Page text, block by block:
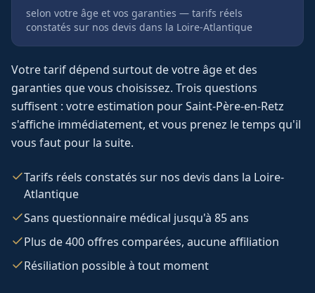
selon votre âge et vos garanties — tarifs réels
constatés sur nos devis dans la Loire-Atlantique
Votre tarif dépend surtout de votre âge et des
garanties que vous choisissez. Trois questions
suffisent : votre estimation pourSaint-Père-en-Retz
s'affiche immédiatement, et vous prenez le temps qu'il
vous faut pour la suite.
Tarifs réels constatés sur nos devis dans la Loire-
Atlantique
Sans questionnaire médical jusqu'à 85 ans
Plus de 400 offres comparées, aucune affiliation
Résiliation possible à tout moment